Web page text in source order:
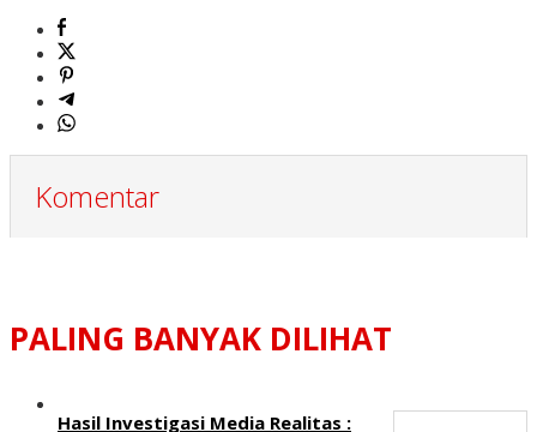
Komentar
PALING BANYAK DILIHAT
Hasil Investigasi Media Realitas :